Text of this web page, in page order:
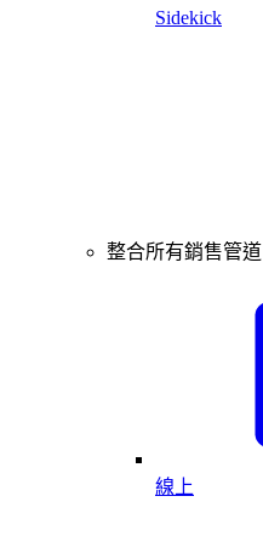
Sidekick
整合所有銷售管道
線上